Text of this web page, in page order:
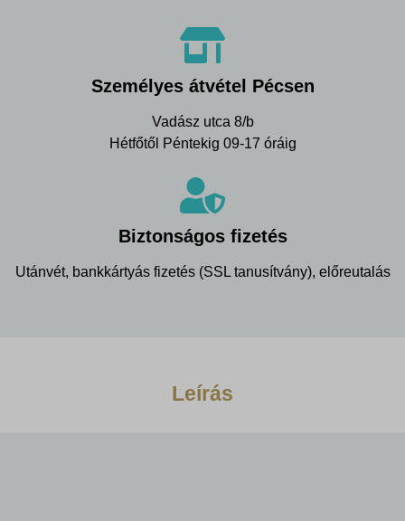
Személyes átvétel Pécsen
Vadász utca 8/b
Hétfőtől Péntekig 09-17 óráig
Biztonságos fizetés
Utánvét, bankkártyás fizetés (SSL tanusítvány), előreutalás
Leírás